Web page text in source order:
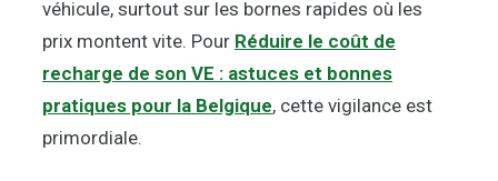
véhicule, surtout sur les bornes rapides où les
prix montent vite. Pour Réduire le coût de
recharge de son VE : astuces et bonnes
pratiques pour la Belgique, cette vigilance est
primordiale.